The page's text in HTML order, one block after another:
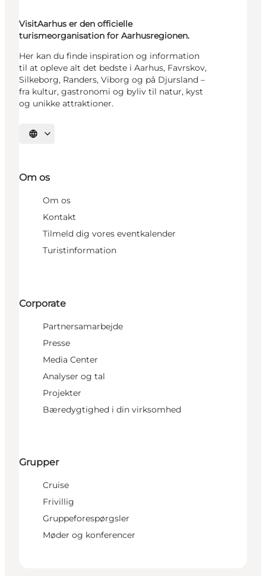
VisitAarhus er den officielle
turismeorganisation for Aarhusregionen.
Her kan du finde inspiration og information
til at opleve alt det bedste i Aarhus, Favrskov,
Silkeborg, Randers, Viborg og på Djursland –
fra kultur, gastronomi og byliv til natur, kyst
og unikke attraktioner.
Vælg sprog
Om os
Om os
Kontakt
Tilmeld dig vores eventkalender
Turistinformation
Corporate
Partnersamarbejde
Presse
Media Center
Analyser og tal
Projekter
Bæredygtighed i din virksomhed
Grupper
Cruise
Frivillig
Gruppeforespørgsler
Møder og konferencer